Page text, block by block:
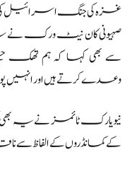
غزہ کی جنگ اسرائیل کی
صہیونی کان نیٹ ورک نے
سے بھی کہا کہ ہم تھک
وعدے کرتے ہیں اور انہیں
نیویارک ٹائمز نے یہ
کے کمانڈروں کے الفاظ سے